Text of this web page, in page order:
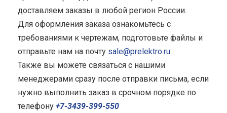
доставляем заказы в любой регион России.
Для оформления заказа ознакомьтесь с
требованиями к чертежам, подготовьте файлы и
отправьте нам на почту sale@prelektro.ru
Также вы можете связаться с нашими
менеджерами сразу после отправки письма, если
нужно выполнить заказ в срочном порядке по
телефону +7-3439-399-550